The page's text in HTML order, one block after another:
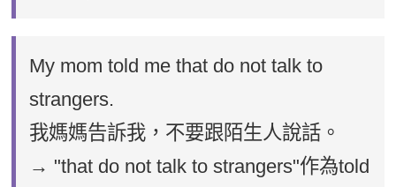
My mom told me that do not talk to
strangers.
我媽媽告訴我，不要跟陌生人說話。
→ "that do not talk to strangers"作為told